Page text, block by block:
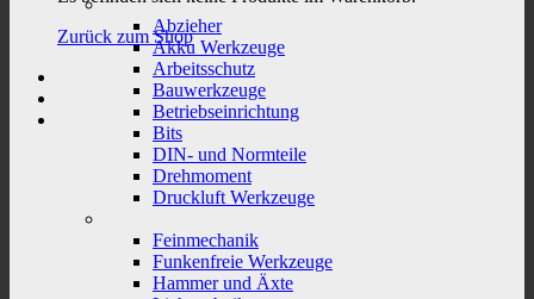
Zurück zum Shop
Abzieher
Akku Werkzeuge
Arbeitsschutz
Bauwerkzeuge
Betriebseinrichtung
Bits
DIN- und Normteile
Drehmoment
Druckluft Werkzeuge
Feinmechanik
Funkenfreie Werkzeuge
Hammer und Äxte